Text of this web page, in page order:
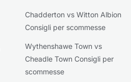
Chadderton vs Witton Albion
Consigli per scommesse
Wythenshawe Town vs
Cheadle Town Consigli per
scommesse